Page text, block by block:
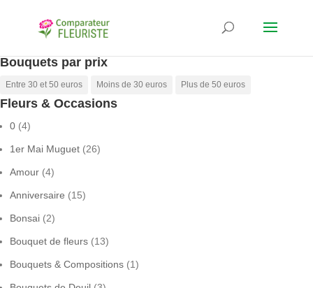
Bouquets par prix
Entre 30 et 50 euros Moins de 30 euros Plus de 50 euros
Fleurs & Occasions
0 (4)
1er Mai Muguet (26)
Amour (4)
Anniversaire (15)
Bonsai (2)
Bouquet de fleurs (13)
Bouquets & Compositions (1)